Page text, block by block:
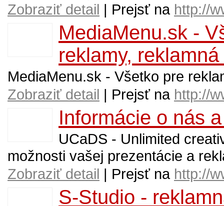
Zobraziť detail | Prejsť na http://
MediaMenu.sk -
reklamy,
MediaMenu.sk - Všetko pre
Zobraziť detail | Prejsť na http://
Informácie o nás
UCaDS - Unlimited
možnosti vašej prezentácie a
Zobraziť detail | Prejsť na http://
S-Studio -